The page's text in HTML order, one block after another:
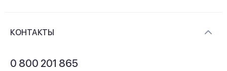
Контакты
КОНТАКТЫ
0 800 201 865